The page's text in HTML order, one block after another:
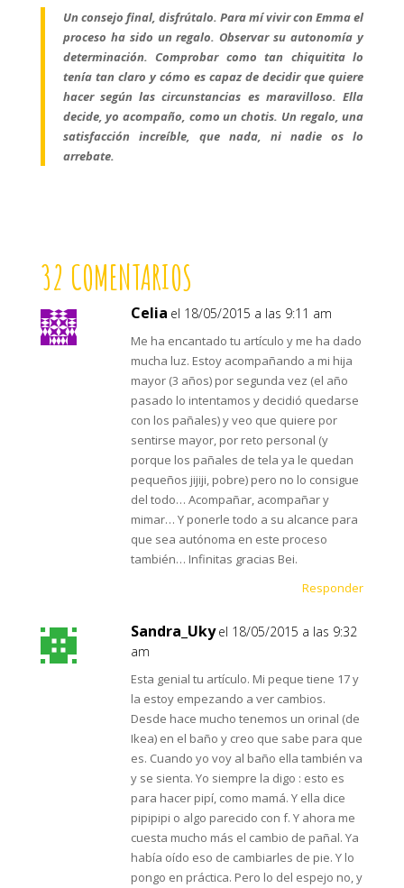
Un consejo final, disfrútalo. Para mí vivir con Emma el
proceso ha sido un regalo. Observar su autonomía y
determinación. Comprobar como tan chiquitita lo
tenía tan claro y cómo es capaz de decidir que quiere
hacer según las circunstancias es maravilloso. Ella
decide, yo acompaño, como un chotis. Un regalo, una
satisfacción increíble, que nada, ni nadie os lo
arrebate.
32 COMENTARIOS
Celia el 18/05/2015 a las 9:11 am
Me ha encantado tu artículo y me ha dado
mucha luz. Estoy acompañando a mi hija
mayor (3 años) por segunda vez (el año
pasado lo intentamos y decidió quedarse
con los pañales) y veo que quiere por
sentirse mayor, por reto personal (y
porque los pañales de tela ya le quedan
pequeños jijiji, pobre) pero no lo consigue
del todo… Acompañar, acompañar y
mimar… Y ponerle todo a su alcance para
que sea autónoma en este proceso
también… Infinitas gracias Bei.
Responder
Sandra_Uky el 18/05/2015 a las 9:32
am
Esta genial tu artículo. Mi peque tiene 17 y
la estoy empezando a ver cambios.
Desde hace mucho tenemos un orinal (de
Ikea) en el baño y creo que sabe para que
es. Cuando yo voy al baño ella también va
y se sienta. Yo siempre la digo : esto es
para hacer pipí, como mamá. Y ella dice
pipipipi o algo parecido con f. Y ahora me
cuesta mucho más el cambio de pañal. Ya
había oído eso de cambiarles de pie. Y lo
pongo en práctica. Pero lo del espejo no, y